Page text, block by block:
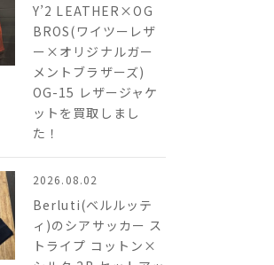
Y’2 LEATHER×OG
BROS(ワイツーレザ
ー×オリジナルガー
メントブラザーズ)
OG-15 レザージャケ
ットを買取しまし
た！
2026.08.02
Berluti(ベルルッテ
ィ)のシアサッカー ス
トライプ コットン×